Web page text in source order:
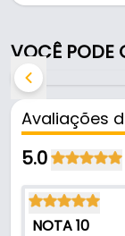
e sistema de
móveis,
movimentação
Principais
Diâmetro: 31 cm
Material: Aço
VOCÊ PODE
Avaliações
5.0
NOTA 10